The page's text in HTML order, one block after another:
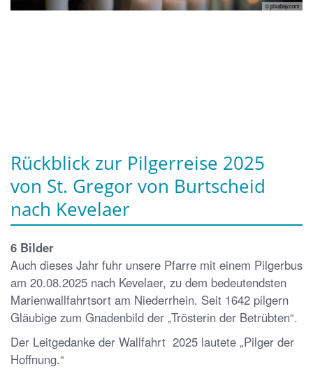
© pixabay.com
Rückblick zur Pilgerreise 2025
von St. Gregor von Burtscheid
nach Kevelaer
6 Bilder
Auch dieses Jahr fuhr unsere Pfarre mit einem Pilgerbus
am 20.08.2025 nach Kevelaer, zu dem bedeutendsten
Marienwallfahrtsort am Niederrhein. Seit 1642 pilgern
Gläubige zum Gnadenbild der „Trösterin der Betrübten“.
Der Leitgedanke der Wallfahrt 2025 lautete „Pilger der
Hoffnung.“